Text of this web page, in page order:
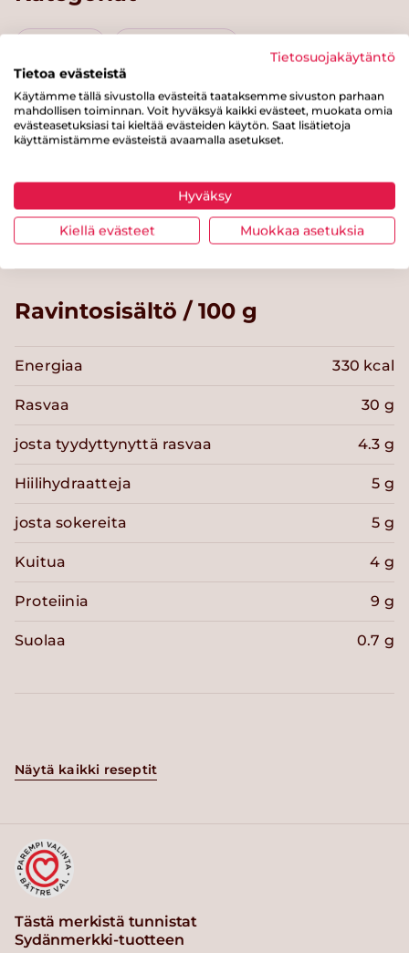
Välipalat ja jälkiruoat
Kasvikset Alle 30 minuuttia Brunssi
Marraskuu
Ravintosisältö / 100 g
Energiaa 330 kcal
Rasvaa 30 g
josta tyydyttynyttä rasvaa 4.3 g
Hiilihydraatteja 5 g
josta sokereita 5 g
Kuitua 4 g
Proteiinia 9 g
Suolaa 0.7 g
Näytä kaikki reseptit
Tästä merkistä tunnistat
Sydänmerkki-tuotteen
Tietosuojakäytäntö
Tietoa evästeistä
Käytämme tällä sivustolla evästeitä taataksemme sivuston parhaan
mahdollisen toiminnan. Voit hyväksyä kaikki evästeet, muokata omia
evästeasetuksiasi tai kieltää evästeiden käytön. Saat lisätietoja
käyttämistämme evästeistä avaamalla asetukset.
Hyväksy
Kiellä evästeet Muokkaa asetuksia